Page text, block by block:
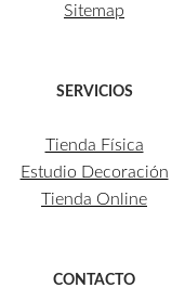
Sitemap
SERVICIOS
Tienda Física
Estudio Decoración
Tienda Online
CONTACTO